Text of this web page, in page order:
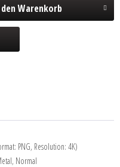
Warenkorb
PNG, Resolution: 4K)
Normal